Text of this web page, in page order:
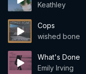
Keathley
Cops
wished bone
What's Done
Emily Irving